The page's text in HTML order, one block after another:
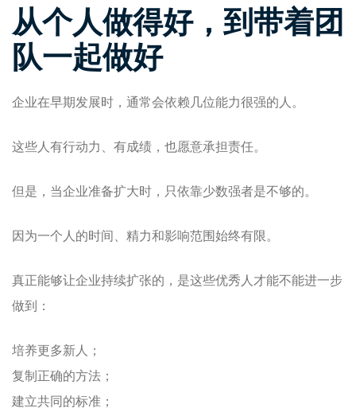
从个人做得好，到带着团
队一起做好
企业在早期发展时，通常会依赖几位能力很强的人。
这些人有行动力、有成绩，也愿意承担责任。
但是，当企业准备扩大时，只依靠少数强者是不够的。
因为一个人的时间、精力和影响范围始终有限。
真正能够让企业持续扩张的，是这些优秀人才能不能进一步
做到：
培养更多新人；
复制正确的方法；
建立共同的标准；